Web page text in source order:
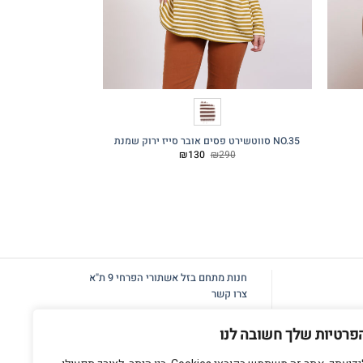
שלך חשובה לנו
NO.35 סווטשירט פסים אובר סייז ירוק שמנת
₪290 המחיר
₪130 המחיר
חנות מתחם בזלאשתורי הפרחי 9 ת"א
צרו קשר